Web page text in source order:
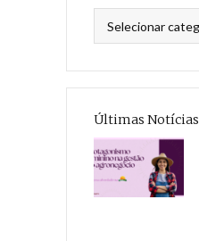
Últimas Notícias